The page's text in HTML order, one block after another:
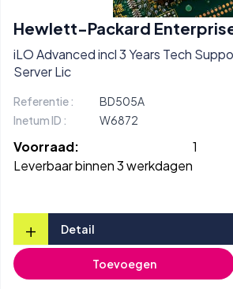
Hewlett-Packard
iLO Advanced incl 3 Years Tech
Server Lic
Referentie :
BD505A
Inetum ID :
W6872
Voorraad:
1
Leverbaar binnen 3 werkdagen
+ Detail
Toevoegen